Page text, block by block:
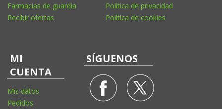
Farmacias de guardia
Recibir ofertas
Política de privacidad
Política de cookies
MI
CUENTA
Mis datos
Pedidos
SÍGUENOS